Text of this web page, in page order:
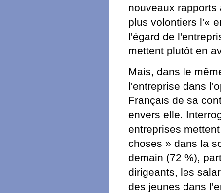
nouveaux rapports
plus volontiers l'«
l'égard de
mettent plutôt en
Mais, dans le
l'entreprise dans
Français de sa
envers elle.
entreprises
choses » dans la
demain (72 %),
dirigeants, les
des jeunes dans